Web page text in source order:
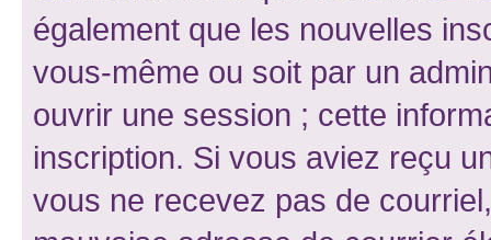
également que les nouvelles
vous-même ou soit par un
ouvrir une session ; cette
inscription. Si vous aviez reçu
vous ne recevez pas de